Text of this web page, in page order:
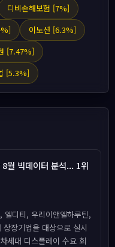
디비손해보험 [7%]
이노션 [6.3%]
[7.47%]
[5.3%]
월 빅데이터 분석... 1위
엘디티, 우리이앤엘하루틴,
장기업을 대상으로 실시
세대 디스플레이 수요 회